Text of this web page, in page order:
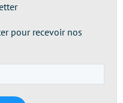
pour recevoir nos